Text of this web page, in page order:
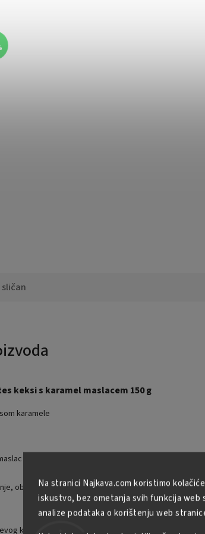
Na stranici Najkava.com koristimo
iskustvo, bez ometanja svih funkcija web
analize podataka o korištenju web
sličan
keksi s karamel maslacem 150 g
karamele
20%.
obrano mlijeko u prahu.
karbonata.